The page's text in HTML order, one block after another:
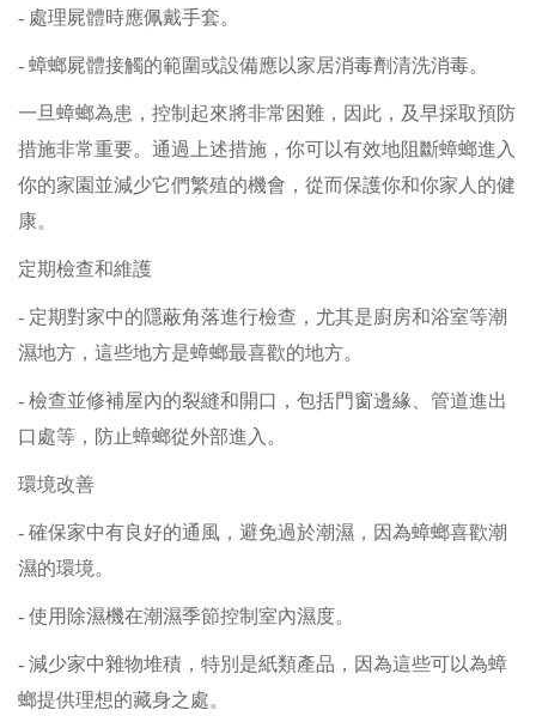
- 處理屍體時應佩戴手套。
- 蟑螂屍體接觸的範圍或設備應以家居消毒劑清洗消毒。
一旦蟑螂為患，控制起來將非常困難，因此，及早採取預防
措施非常重要。通過上述措施，你可以有效地阻斷蟑螂進入
你的家園並減少它們繁殖的機會，從而保護你和你家人的健
康。
定期檢查和維護
- 定期對家中的隱蔽角落進行檢查，尤其是廚房和浴室等潮
濕地方，這些地方是蟑螂最喜歡的地方。
- 檢查並修補屋內的裂縫和開口，包括門窗邊緣、管道進出
口處等，防止蟑螂從外部進入。
環境改善
- 確保家中有良好的通風，避免過於潮濕，因為蟑螂喜歡潮
濕的環境。
- 使用除濕機在潮濕季節控制室內濕度。
- 減少家中雜物堆積，特別是紙類產品，因為這些可以為蟑
螂提供理想的藏身之處。